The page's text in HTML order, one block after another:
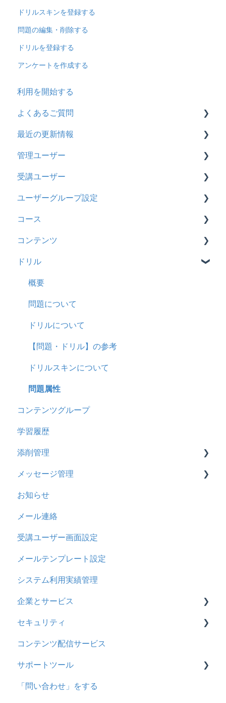
ドリルスキンを登録する
問題の編集・削除する
ドリルを登録する
アンケートを作成する
利用を開始する
よくあるご質問
契約
トライアル
カスタマイズ
インターネット・セキュリティ
料金
管理ユーザー・受講ユーザー
履歴
コンテンツ
CSV
ドキュメント
ビデオ
ドリル
メール
メッセージ
お知らせ
多言語変換
助成金
最近の更新情報
2026年8月アップデート
2026年2月アップデート
2025年10月アップデート
2025年9月アップデート
2025年3月アップデート
2024年12月アップデート
2024年8月アップデート
2024年5月アップデート
2023年12月アップデート
2023年11月アップデート
2023年8月アップデート
2023年4月アップデート
管理ユーザー
管理ユーザーの統合について
管理ユーザーについて
ロールと権限
受講ユーザー
基本操作
【新レイアウト】受講ユーザー登録について
【旧レイアウト】ユーザー編集について
ユーザーグループ設定
【新レイアウト】ユーザーグループ設定
【旧レイアウト】ユーザーグループ設定
コース
基本操作
新レイアウト
旧レイアウト
コース詳細設定の参考
ストレスチェック
CSVについて
コンテンツ
ビデオ
ドキュメント
多言語表示
リンク
ドリル
概要
問題について
ドリルについて
【問題・ドリル】の参考
ドリルスキンについて
問題属性
コンテンツグループ
学習履歴
添削管理
概要
基本操作
採点権限のみを持ったユーザ
採点・承認権限を持ったユーザ
メッセージ管理
基本操作
リンクメッセージスレッド
お知らせ
メール連絡
受講ユーザー画面設定
メールテンプレート設定
システム利用実績管理
企業とサービス
用語の定義
企業について
統合ユーザーについて
サービスについて
セキュリティ
シングルサインオン設定
証明書認証
MFA(多要素認証)
コンテンツ配信サービス
サポートツール
基本操作
「問い合わせ」をする